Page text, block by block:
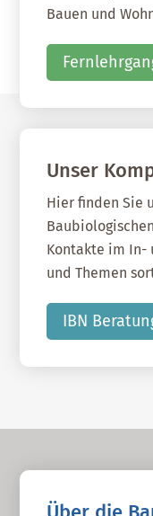
Bauen und
Unser
Hier finden Sie
Kontakte im In-
und Themen
IBN